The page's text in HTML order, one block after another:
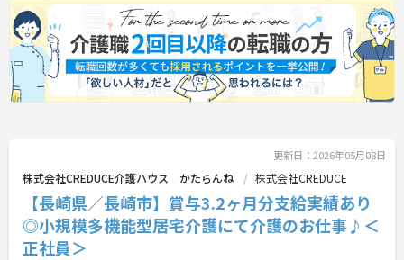
更新日：2026年05月08日
株式会社CREDUCE介護ハウス かたらんね 株式会社CREDUCE
【長崎県／長崎市】賞与3.2ヶ月分支給実績あり
◎小規模多機能型居宅介護にて介護のお仕事♪＜
正社員＞